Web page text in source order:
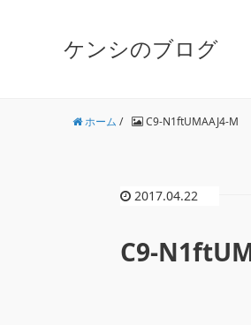
ケンシのブログ
ホーム / C9-N1ftUMAAJ4-M
2017.04.22
C9-